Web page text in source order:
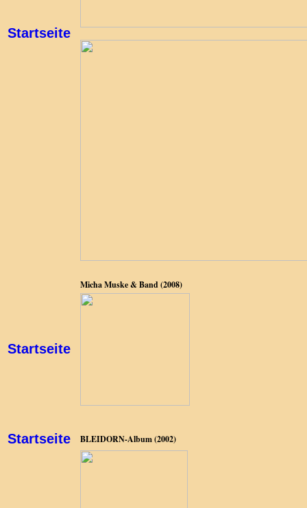
Startseite
Micha Muske & Band (2008)
Startseite
Startseite BLEIDORN-Album (2002)